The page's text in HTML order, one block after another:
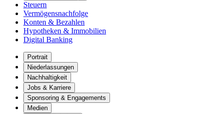
Steuern
Vermögensnachfolge
Konten & Bezahlen
Hypotheken & Immobilien
Digital Banking
Portrait
Niederlassungen
Nachhaltigkeit
Jobs & Karriere
Sponsoring & Engagements
Medien